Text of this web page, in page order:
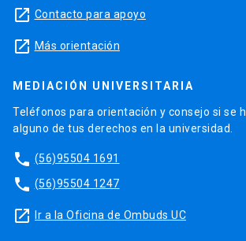
launch Contacto para apoyo
launch Más orientación
MEDIACIÓN UNIVERSITARIA
Teléfonos para orientación y consejo si se
alguno de tus derechos en la universidad.
phone (56)95504 1691
phone (56)95504 1247
launch Ir a la Oficina de Ombuds UC